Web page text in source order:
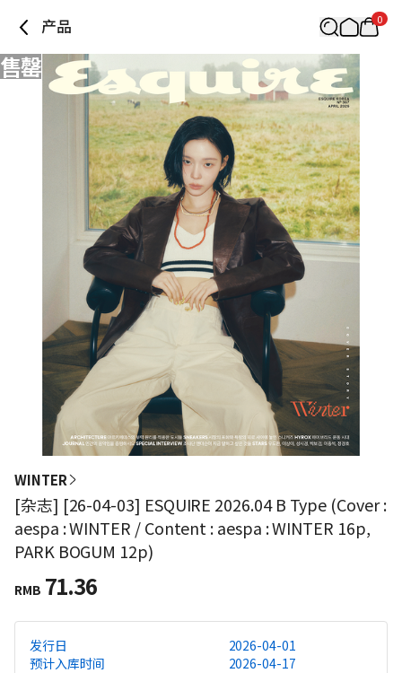
产品 0
售罄
WINTER
[杂志] [26-04-03] ESQUIRE 2026.04 B Type (Cover :
aespa : WINTER / Content : aespa : WINTER 16p,
PARK BOGUM 12p)
RMB 71.36
发行日
2026-04-01
预计入库时间
2026-04-17